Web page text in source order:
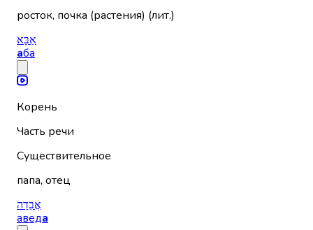
росток, почка (растения) (лит.)
אַבָּא
аба
Корень
Часть речи
Существительное
папа, отец
אֲבֵדָה
аведа